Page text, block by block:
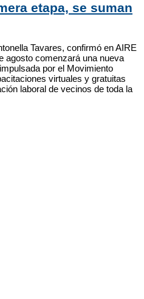
etapa, se suman
Tavares, confirmó en AIRE
agosto comenzará una nueva
por el Movimiento
virtuales y gratuitas
laboral de vecinos de toda la